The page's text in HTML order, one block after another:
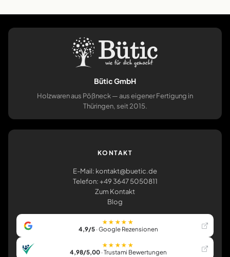
Bütic GmbH
Holzwaren aus Pößneck — aus eigener Fertigung in
Thüringen, seit 2015.
KONTAKT
E-Mail: kontakt@buetic.de
Telefon: +49 3647 5050811
Zum Kontakt
Blog
★★★★★
4,9/5· Google Rezensionen
★★★★★
4,98/5,00· Trustami Bewertungen